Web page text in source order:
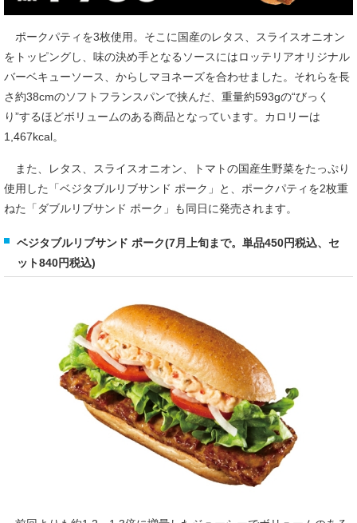
ポークパティを3枚使用。そこに国産のレタス、スライスオニオン
をトッピングし、味の決め手となるソースにはロッテリアオリジナル
バーベキューソース、からしマヨネーズを合わせました。それらを長
さ約38cmのソフトフランスパンで挟んだ、重量約593gの“びっく
り”するほどボリュームのある商品となっています。カロリーは
1,467kcal。
また、レタス、スライスオニオン、トマトの国産生野菜をたっぷり
使用した「ベジタブルリブサンド ポーク」と、ポークパティを2枚重
ねた「ダブルリブサンド ポーク」も同日に発売されます。
ベジタブルリブサンド ポーク(7月上旬まで。単品450円税込、セ
ット840円税込)